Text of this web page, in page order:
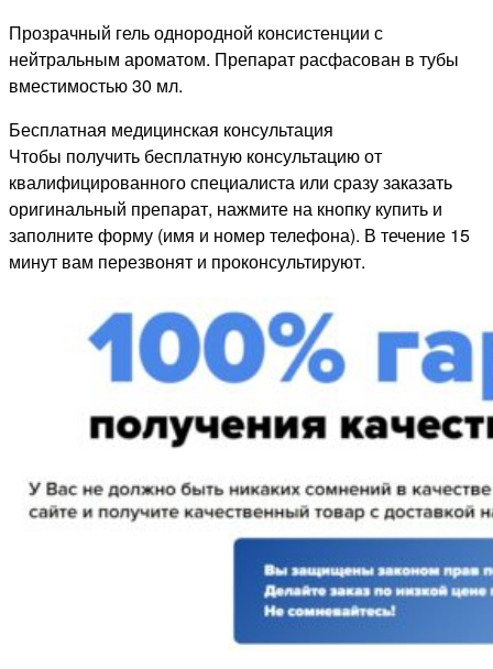
Прозрачный гель однородной консистенции с
нейтральным ароматом. Препарат расфасован в тубы
вместимостью 30 мл.
Бесплатная медицинская консультация
Чтобы получить бесплатную консультацию от
квалифицированного специалиста или сразу заказать
оригинальный препарат, нажмите на кнопку купить и
заполните форму (имя и номер телефона). В течение 15
минут вам перезвонят и проконсультируют.